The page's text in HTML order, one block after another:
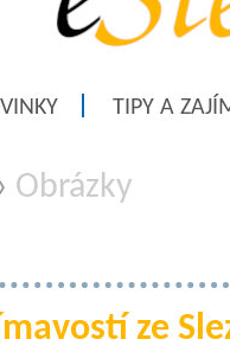
TIPY A
Obrázky
ze